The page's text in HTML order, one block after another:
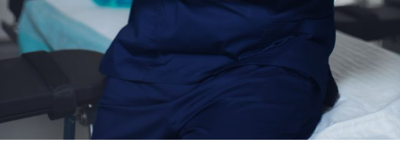
Cred că luna august ar trebui recunoscută la nivel
național drept Luna Diasporei. În această perioadă pot fi
celebrate împreună Ziua Românilor de Pretutindeni,
Ziua Limbii Române și Ziua Românilor Migranți,
instituită de Biserica Ortodoxă Română în prima
duminică după Adormirea Maicii Domnului. Este și luna